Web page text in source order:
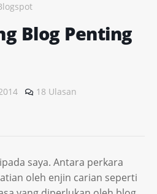
Blog Penting
18 Ulasan
saya. Antara perkara
oleh enjin carian seperti